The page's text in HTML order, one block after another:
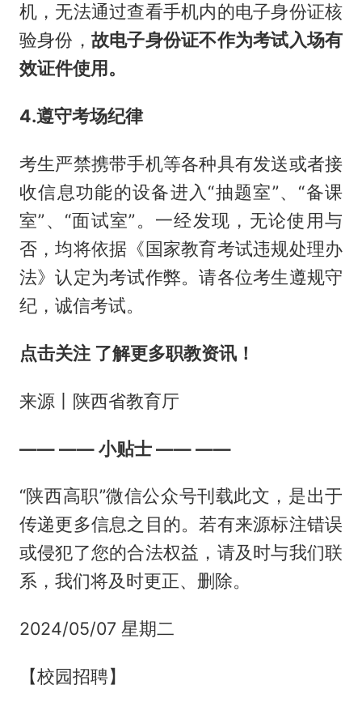
机，无法通过查看手机内的电子身份证核
验身份， 故电子身份证不作为考试入场有
效证件使用。
4.遵守考场纪律
考生严禁携带手机等各种具有发送或者接
收信息功能的设备进入“抽题室”、“备课
室”、“面试室”。一经发现，无论使用与
否，均将依据《国家教育考试违规处理办
法》认定为考试作弊。请各位考生遵规守
纪，诚信考试。
点击关注 了解更多职教资讯！
来源丨陕西省教育厅
—— —— 小贴士 —— ——
“陕西高职”微信公众号刊载此文，是出于
传递更多信息之目的。若有来源标注错误
或侵犯了您的合法权益，请及时与我们联
系，我们将及时更正、删除。
2024/05/07 星期二
【校园招聘】